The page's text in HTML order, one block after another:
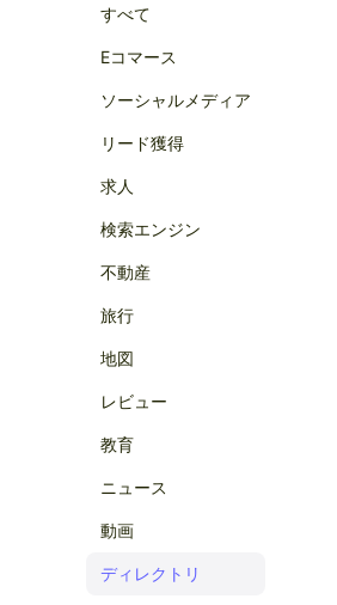
すべて
Eコマース
ソーシャルメディア
リード獲得
求人
検索エンジン
不動産
旅行
地図
レビュー
教育
ニュース
動画
ディレクトリ